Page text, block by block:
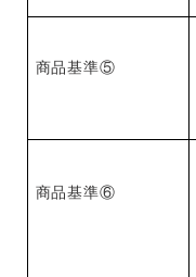
商品基準⑤
商品基準⑥